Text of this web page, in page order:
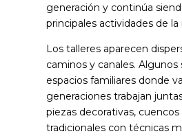
generación y continúa
principales actividades de la
Los talleres aparecen
caminos y canales.
espacios familiares donde
generaciones trabajan
piezas decorativas,
tradicionales con técnicas